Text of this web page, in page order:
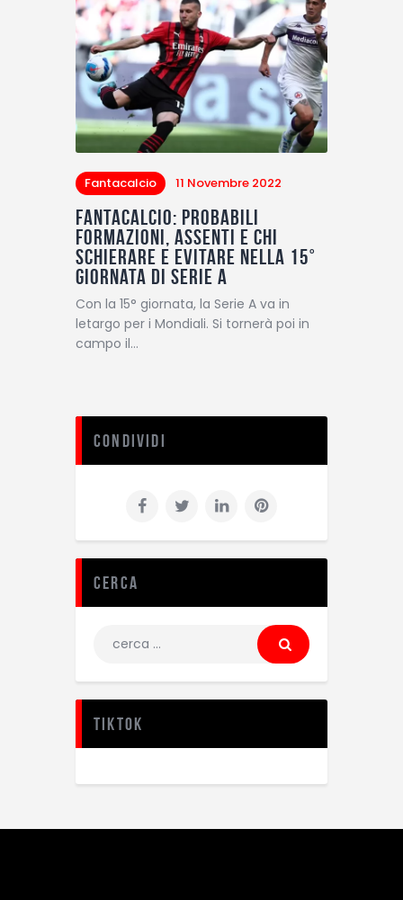
Fantacalcio 11 Novembre 2022
Fantacalcio: Probabili
formazioni, assenti e chi
schierare e evitare nella 15°
giornata di Serie A
Con la 15° giornata, la Serie A va in
letargo per i Mondiali. Si tornerà poi in
campo il…
Condividi
Cerca
TikTok